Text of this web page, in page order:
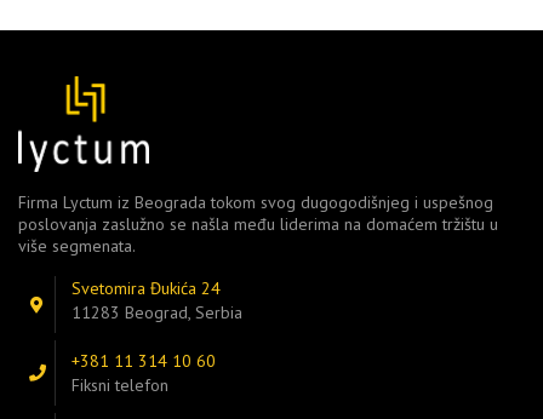
Firma Lyctum iz Beograda tokom svog dugogodišnjeg i uspešnog
poslovanja zaslužno se našla među liderima na domaćem tržištu u
više segmenata.
Svetomira Đukića 24
11283 Beograd, Serbia
+381 11 314 10 60
Fiksni telefon